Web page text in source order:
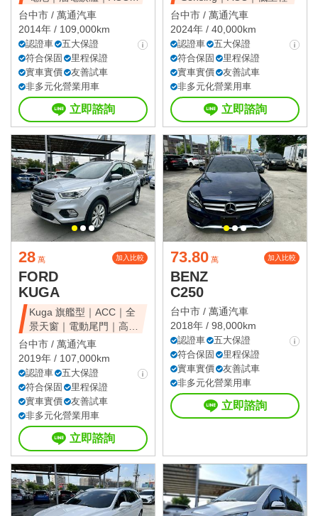
天窗豪華房
台中市 / 萬通汽車
2014年 / 109,000km
認證車
五大保證
符合保固
里程保證
實車實價
友善試車
非多元化營業用車
立即諮詢
台中市 / 萬通汽車
2024年 / 40,000km
認證車
五大保證
符合保固
里程保證
實車實價
友善試車
非多元化營業用車
立即諮詢
28 萬 加入比較
FORD
KUGA
Kuga 旗艦型｜ACC｜全
景天窗｜電動尾門｜高CP
值休旅
台中市 / 萬通汽車
2019年 / 107,000km
認證車
五大保證
符合保固
里程保證
實車實價
友善試車
非多元化營業用車
立即諮詢
73.80 萬 加入比較
BENZ
C250
台中市 / 萬通汽車
2018年 / 98,000km
認證車
五大保證
符合保固
里程保證
實車實價
友善試車
非多元化營業用車
立即諮詢